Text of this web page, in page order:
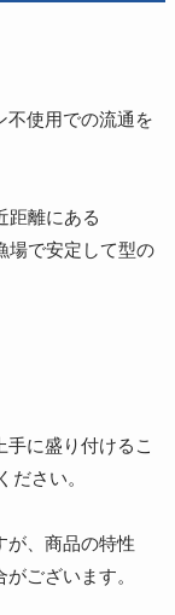
不使用での流通を
距離にある
場で安定して型の
に盛り付けるこ
ださい。
、商品の特性
ございます。